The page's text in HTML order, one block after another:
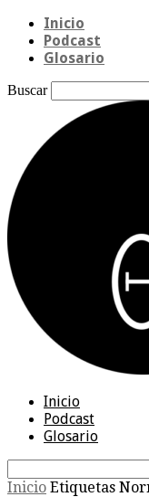
Inicio
Podcast
Glosario
Buscar
Inicio
Podcast
Glosario
Inicio Etiquetas